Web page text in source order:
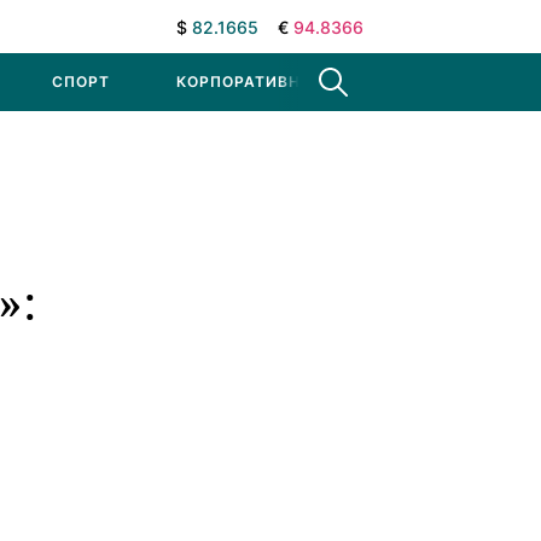
$ 82.1665 € 94.8366
СПОРТ КОРПОРАТИВНЫЕ НОВОСТИ